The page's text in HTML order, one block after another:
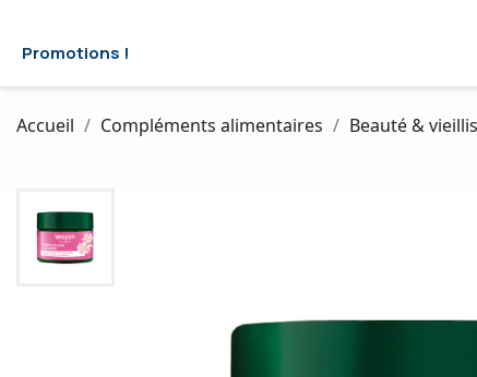
Promotions !
Accueil Compléments alimentaires Beauté &